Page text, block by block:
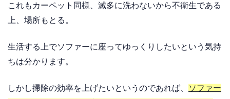
これもカーペット同様、滅多に洗わないから不衛生である
上、場所もとる。
生活する上でソファーに座ってゆっくりしたいという気持
ちは分かります。
しかし掃除の効率を上げたいというのであれば、
ソファー